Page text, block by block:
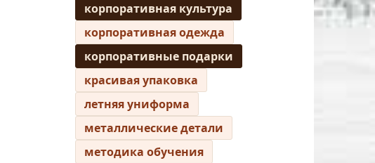
корпоративная культура
корпоративная одежда
корпоративные подарки
красивая упаковка
летняя униформа
металлические детали
методика обучения